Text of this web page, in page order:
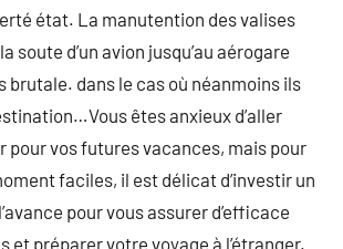
état. La manutention des valises
soute d’un avion jusqu’au aérogare
brutale. dans le cas où néanmoins ils
êtes anxieux d’aller
pour vos futures vacances, mais pour
faciles, il est délicat d’investir un
pour vous assurer d’efficace
et préparer votre voyage à l’étranger.